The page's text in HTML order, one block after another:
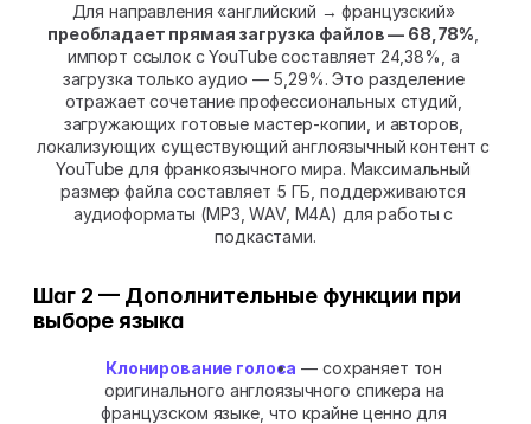
Для направления «английский → французский»
преобладает прямая загрузка файлов — 68,78%,
импорт ссылок с YouTube составляет 24,38%, а
загрузка только аудио — 5,29%. Это разделение
отражает сочетание профессиональных студий,
загружающих готовые мастер-копии, и авторов,
локализующих существующий англоязычный контент с
YouTube для франкоязычного мира. Максимальный
размер файла составляет 5 ГБ, поддерживаются
аудиоформаты (MP3, WAV, M4A) для работы с
подкастами.
Шаг 2 — Дополнительные функции при
выборе языка
Клонирование голоса — сохраняет тон
оригинального англоязычного спикера на
французском языке, что крайне ценно для